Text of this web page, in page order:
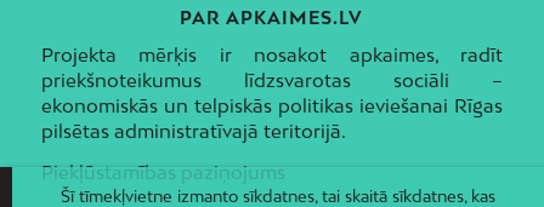
PAR APKAIMES.LV
Projekta mērķis ir nosakot apkaimes, radīt
priekšnoteikumus līdzsvarotas sociāli –
ekonomiskās un telpiskās politikas ieviešanai Rīgas
pilsētas administratīvajā teritorijā.
Piekļūstamības paziņojums
Šī tīmekļvietne izmanto sīkdatnes, tai skaitā sīkdatnes, kas